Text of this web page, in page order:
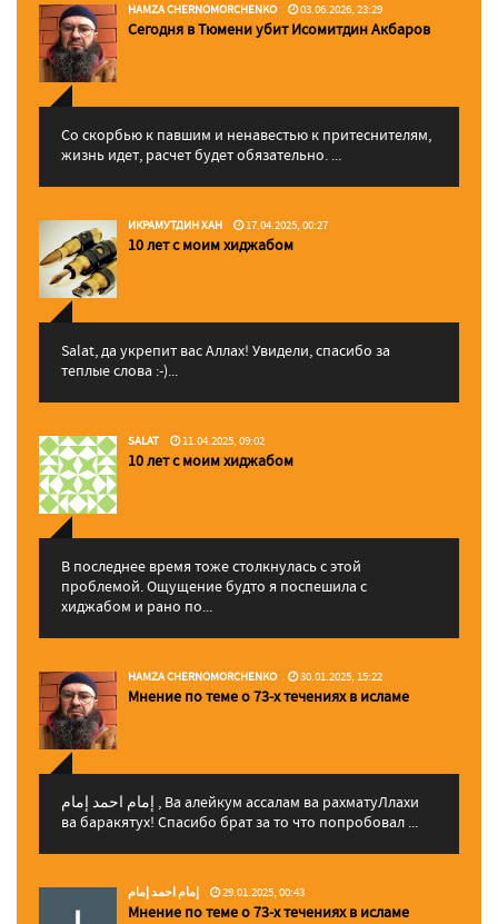
HAMZA CHERNOMORCHENKO 03.06.2026, 23:29
Сегодня в Тюмени убит Исомитдин Акбаров
Со скорбью к павшим и ненавестью к притеснителям,
жизнь идет, расчет будет обязательно. ...
ИКРАМУТДИН ХАН 17.04.2025, 00:27
10 лет с моим хиджабом
Salat, да укрепит вас Аллаx! Увидели, спасибо за
теплые слова :-)...
SALAT 11.04.2025, 09:02
10 лет с моим хиджабом
В последнее время тоже столкнулась с этой
проблемой. Ощущение будто я поспешила с
хиджабом и рано по...
HAMZA CHERNOMORCHENKO 30.01.2025, 15:22
Мнение по теме о 73-х течениях в исламе
إمام احمد إمام , Ва алейкум ассалам ва рахматуЛлахи
ва баракятух! Спасибо брат за то что попробовал ...
إمام احمد إمام 29.01.2025, 00:43
Мнение по теме о 73-х течениях в исламе